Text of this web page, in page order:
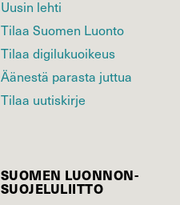
Uusin lehti
Tilaa Suomen Luonto
Tilaa digilukuoikeus
Äänestä parasta juttua
Tilaa uutiskirje
SUOMEN LUONNON­
SUOJELU­LIITTO